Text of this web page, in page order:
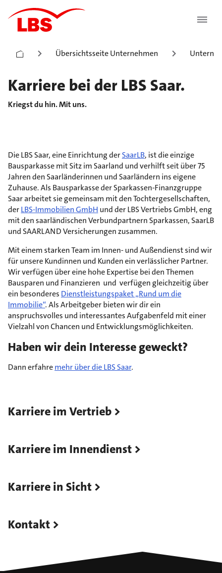
Übersichtsseite Unternehmen
Karriere bei der LBS Saar.
Kriegst du hin. Mit uns.
Die LBS Saar, eine Einrichtung derSaarLB, ist die einzige
Bausparkasse mit Sitz im Saarland und verhilft seit über 75
Jahren den Saarländerinnen und Saarländern ins eigene
Zuhause. Als Bausparkasse der Sparkassen-Finanzgruppe
Saar arbeitet sie gemeinsam mit den Tochtergesellschaften,
derLBS-Immobilien GmbH und der LBS Vertriebs GmbH, eng
mit den saarländischen Verbundpartnern Sparkassen, SaarLB
und SAARLAND Versicherungen zusammen.
Mit einem starken Team im Innen- und Außendienst sind wir
für unsere Kundinnen und Kunden ein verlässlicher Partner.
Wir verfügen über eine hohe Expertise bei den Themen
Bausparen und Finanzieren und verfügen gleichzeitig über
ein besonderes Dienstleistungspaket „Rund um die
Immobilie“. Als Arbeitgeber bieten wir dir ein
anspruchsvolles und interessantes Aufgabenfeld mit einer
Vielzahl von Chancen und Entwicklungsmöglichkeiten.
Haben wir dein Interesse geweckt?
Dann erfahremehr über die LBS Saar.
Karriere im Vertrieb
Karriere im Innendienst
Karriere in Sicht
Kontakt